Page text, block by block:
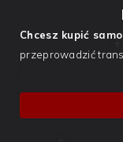
Chcesz kupić
przeprowadzić